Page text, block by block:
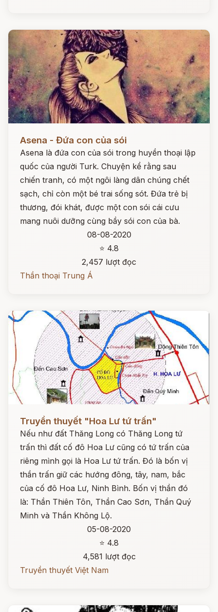
Asena - Đứa con của sói
Asena là đứa con của sói trong huyền thoại lập
quốc của người Turk. Chuyện kể rằng sau
chiến tranh, có một ngôi làng dân chúng chết
sạch, chỉ còn một bé trai sống sót. Đứa trẻ bị
thương, đói khát, được một con sói cái cưu
mang nuôi dưỡng cùng bầy sói con của bà.
08-08-2020
⭐ 4.8
2,457 lượt đọc
Thần thoại Trung Á
Đọc ngay
Truyền thuyết "Hoa Lư tứ trấn"
Nếu như đất Thăng Long có Thăng Long tứ
trấn thì đất cố đô Hoa Lư cũng có tứ trấn của
riêng mình gọi là Hoa Lư tứ trấn. Đó là bốn vị
thần trấn giữ các hướng đông, tây, nam, bắc
của cố đô Hoa Lư, Ninh Bình. Bốn vị thần đó
là: Thần Thiên Tôn, Thần Cao Sơn, Thần Quý
Minh và Thần Không Lộ.
05-08-2020
⭐ 4.8
4,581 lượt đọc
Truyền thuyết Việt Nam